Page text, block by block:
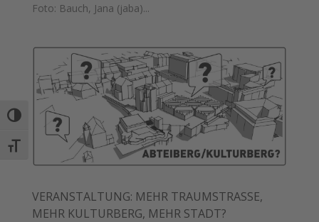
Umschalten auf hohe Kontraste
Schrift vergrößern
Foto: Bauch, Jana (jaba)...
VERANSTALTUNG: MEHR TRAUMSTRASSE, M
EHR KULTURBERG, MEHR STADT?